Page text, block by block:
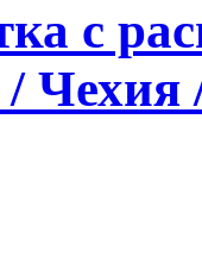
с
Чехия